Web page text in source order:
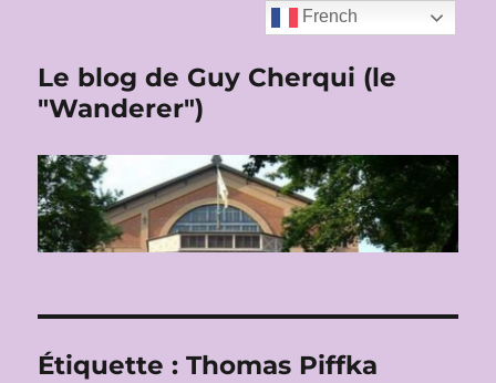
Le blog de Guy Cherqui (le
"Wanderer")
Étiquette :Thomas Piffka
French